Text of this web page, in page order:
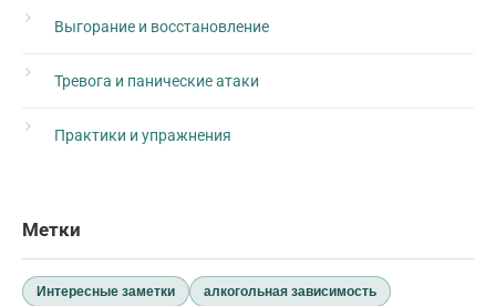
Выгорание и восстановление
Тревога и панические атаки
Практики и упражнения
Метки
Интересные заметки
алкогольная зависимость